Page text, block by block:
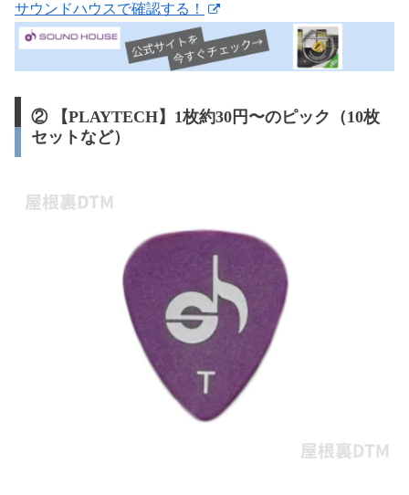
サウンドハウスで確認する！
② 【PLAYTECH】1枚約30円〜のピック（10枚
セットなど）